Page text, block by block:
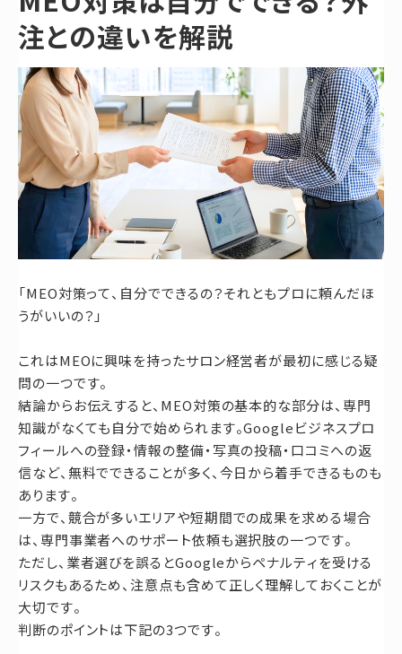
注との違いを解説
「MEO対策って、自分でできるの？それともプロに頼んだほ
うがいいの？」
これはMEOに興味を持ったサロン経営者が最初に感じる疑
問の一つです。
結論からお伝えすると、MEO対策の基本的な部分は、専門
知識がなくても自分で始められます。Googleビジネスプロ
フィールへの登録・情報の整備・写真の投稿・口コミへの返
信など、無料でできることが多く、今日から着手できるものも
あります。
一方で、競合が多いエリアや短期間での成果を求める場合
は、専門事業者へのサポート依頼も選択肢の一つです。
ただし、業者選びを誤るとGoogleからペナルティを受ける
リスクもあるため、注意点も含めて正しく理解しておくことが
大切です。
判断のポイントは下記の3つです。